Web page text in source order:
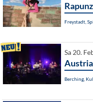
Freystadt,
Sa 20.
Berching,